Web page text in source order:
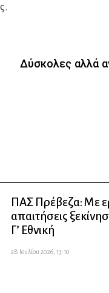
Δύσκολες αλλά
ΠΑΣ Πρέβεζα: Με
απαιτήσεις
Γ’ Εθνική
28 Ιουλίου 2026, 13:10